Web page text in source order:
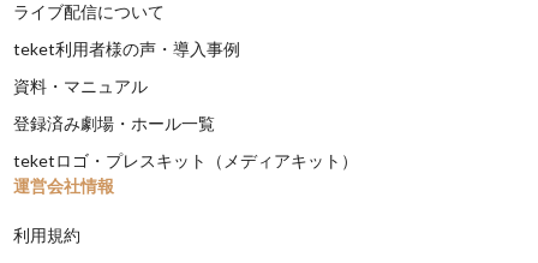
ライブ配信について
teket利用者様の声・導入事例
資料・マニュアル
登録済み劇場・ホール一覧
teketロゴ・プレスキット（メディアキット）
運営会社情報
利用規約